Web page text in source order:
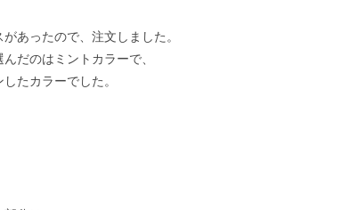
あったので、注文しました。
だのはミントカラーで、
たカラーでした。